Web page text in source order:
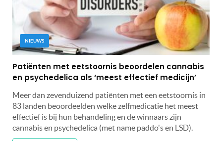
NIEUWS
Patiënten met eetstoornis beoordelen cannabis
en psychedelica als ‘meest effectief medicijn’
Meer dan zevenduizend patiënten met een eetstoornis in
83 landen beoordeelden welke zelfmedicatie het meest
effectief is bij hun behandeling en de winnaars zijn
cannabis en psychedelica (met name paddo's en LSD).